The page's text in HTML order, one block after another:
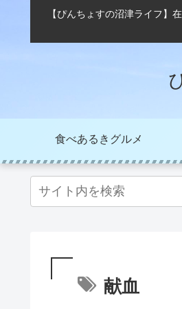
【ぴんちょすの沼津ライフ】
食べあるきグルメ
献血